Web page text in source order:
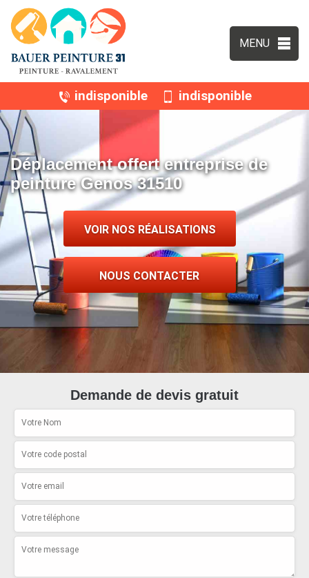
MENU
indisponible indisponible
Déplacement offert entreprise de
peinture Genos 31510
VOIR NOS RÉALISATIONS
NOUS CONTACTER
Demande de devis gratuit